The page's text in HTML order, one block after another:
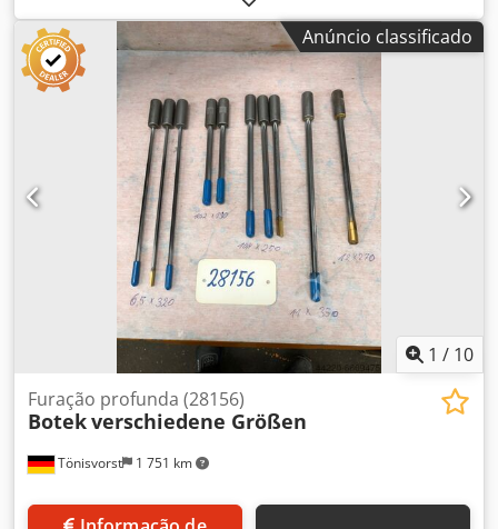
Anúncio classificado
1 / 10
Tönisvorst 1 751 km
Furação profunda (28156)
Botekverschiedene Größen